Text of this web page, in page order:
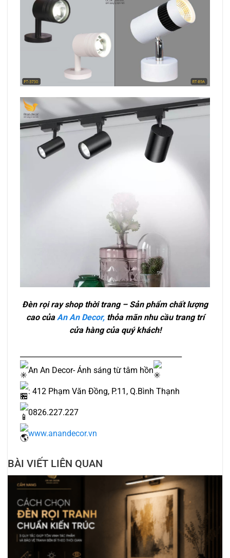
Đèn rọi ray shop thời trang – Sản phẩm chất lượng
cao của An An Decor,thỏa mãn nhu cầu trang trí
cửa hàng của quý khách!
An An Decor- Ánh sáng từ tâm hồn
: 412 Phạm Văn Đồng, P.11, Q.Bình Thạnh
0826.227.227
www.anandecor.vn
BÀI VIẾT LIÊN QUAN